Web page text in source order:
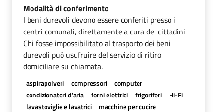
Modalità di conferimento
I beni durevoli devono essere conferiti presso i
centri comunali, direttamente a cura dei cittadini.
Chi fosse impossibilitato al trasporto dei beni
durevoli può usufruire del servizio di ritiro
domiciliare su chiamata.
aspirapolveri compressori
computer
condizionatori d'aria
forni elettrici frigoriferi
Hi-Fi
lavastoviglie e lavatrici
macchine per cucire